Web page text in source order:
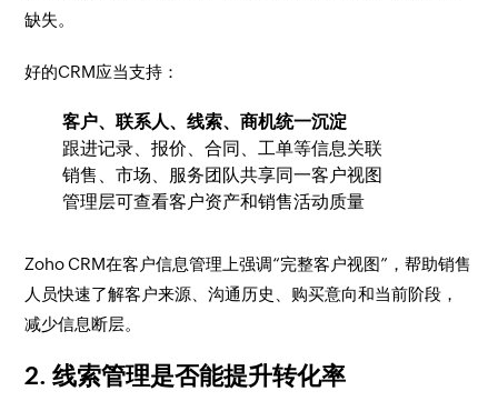
缺失。
好的CRM应当支持：
客户、联系人、线索、商机统一沉淀
跟进记录、报价、合同、工单等信息关联
销售、市场、服务团队共享同一客户视图
管理层可查看客户资产和销售活动质量
Zoho CRM在客户信息管理上强调“完整客户视图”，帮助销售
人员快速了解客户来源、沟通历史、购买意向和当前阶段，
减少信息断层。
2. 线索管理是否能提升转化率